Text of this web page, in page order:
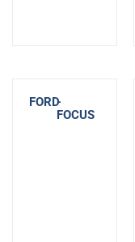
FORD-
FOCUS